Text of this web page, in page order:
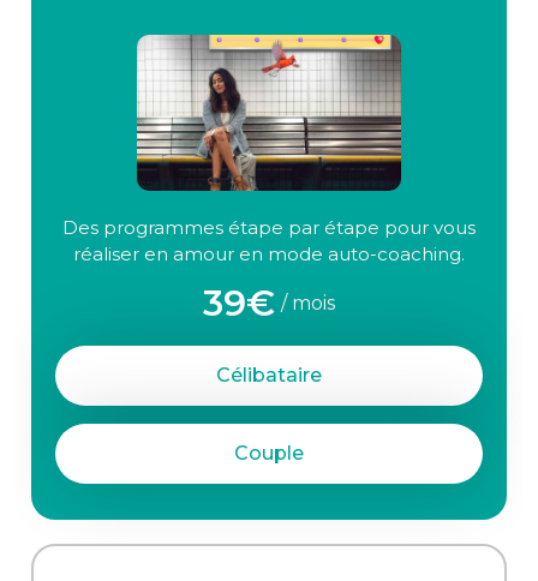
Des programmes étape par étape pour vous
réaliser en amour en mode auto-coaching.
39€ / mois
Célibataire
Couple